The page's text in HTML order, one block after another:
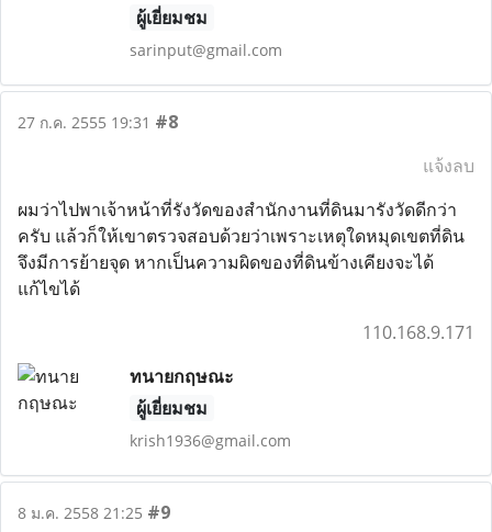
ผู้เยี่ยมชม
sarinput@gmail.com
27 ก.ค. 2555 19:31 #8
แจ้งลบ
ผมว่าไปพาเจ้าหน้าที่รังวัดของสำนักงานที่ดินมารังวัดดีกว่า
ครับ แล้วก็ให้เขาตรวจสอบด้วยว่าเพราะเหตุใดหมุดเขตที่ดิน
จึงมีการย้ายจุด หากเป็นความผิดของที่ดินข้างเคียงจะได้
แก้ไขได้
110.168.9.171
ทนายกฤษณะ
ผู้เยี่ยมชม
krish1936@gmail.com
8 ม.ค. 2558 21:25 #9